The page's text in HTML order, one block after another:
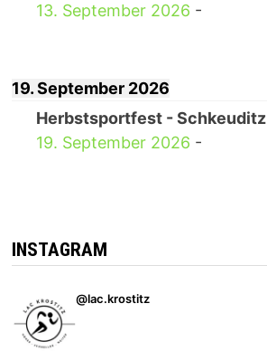
13. September 2026 -
19. September 2026
Herbstsportfest - Schkeuditz
19. September 2026 -
INSTAGRAM
@lac.krostitz